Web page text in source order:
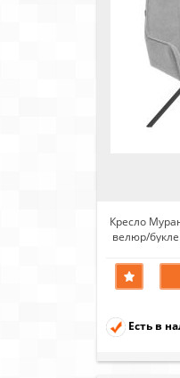
Кресло
велюр/
Есть в